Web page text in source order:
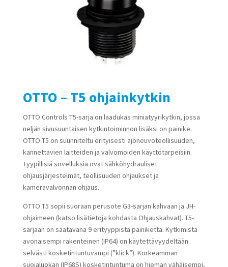
OTTO – T5 ohjainkytkin
OTTO Controls T5-sarja on laadukas miniatyyrikytkin, jossa
neljän sivusuuntaisen kytkintoiminnon lisäksi on painike.
OTTO T5 on suunniteltu erityisesti ajoneuvoteollisuuden,
kannettavien laitteiden ja valvomoiden käyttötarpeisiin.
Tyypillisiä sovelluksia ovat sähköhydrauliset
ohjausjärjestelmät, teollisuuden ohjaukset ja
kameravalvonnan ohjaus.
OTTO T5 sopii suoraan perusote G3-sarjan kahvaan ja JH-
ohjaimeen (katso lisätietoja kohdasta Ohjauskahvat). T5-
sarjaan on saatavana 9 erityyppistä painiketta. Kytkimistä
avonaisempi rakenteinen (IP64) on käytettävyydeltään
selvästi kosketintuntuvampi (”klick”). Korkeamman
suojaluokan (IP68S) kosketintuntuma on hieman vähäisempi,